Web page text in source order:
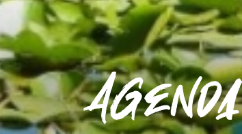
Agenda